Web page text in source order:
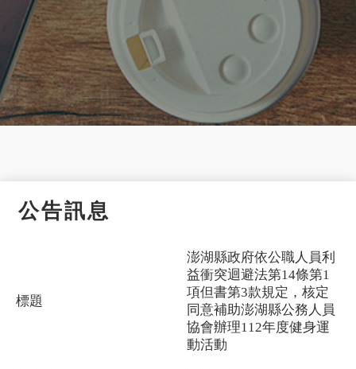
公告訊息
標題
澎湖縣政府依公職人員利
益衝突迴避法第14條第1
項但書第3款規定，核定
同意補助澎湖縣公務人員
協會辦理112年度健身運
動活動